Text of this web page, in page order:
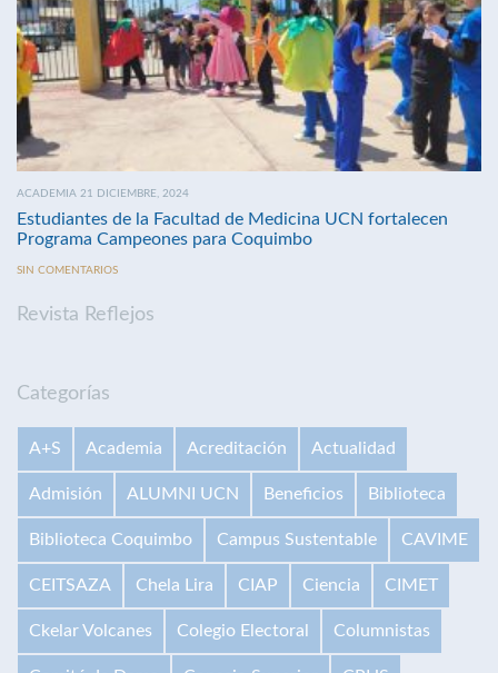
ACADEMIA 21 DICIEMBRE, 2024
Estudiantes de la Facultad de Medicina UCN fortalecen
Programa Campeones para Coquimbo
SIN COMENTARIOS
Revista Reflejos
Categorías
A+S Academia Acreditación Actualidad
Admisión ALUMNI UCN Beneficios Biblioteca
Biblioteca Coquimbo Campus Sustentable CAVIME
CEITSAZA Chela Lira CIAP Ciencia CIMET
Ckelar Volcanes Colegio Electoral Columnistas